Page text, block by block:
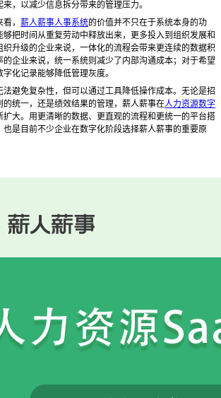
，以减少信息拆分带来的管理压力。
， 薪人薪事人事系统的价值并不只在于系统本身的功
把时间从重复劳动中释放出来，更多投入到组织发展和
升级的企业来说，一体化的流程会带来更连续的数据积
的企业来说，统一系统则减少了内部沟通成本；对于希望
化记录能够降低管理灰度。
法避免复杂性，但可以通过工具降低操作成本。无论是招
统一，还是绩效结果的管理，薪人薪事在人力资源数字
扩大。用更清晰的数据、更直观的流程和更统一的平台搭
是目前不少企业在数字化阶段选择薪人薪事的重要原